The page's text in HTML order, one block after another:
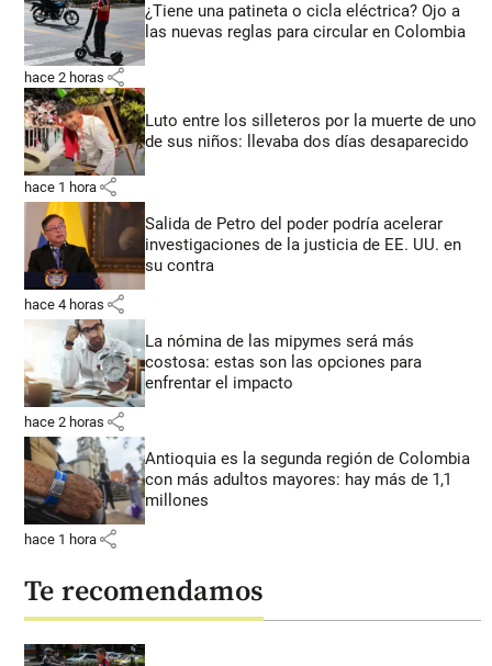
¿Tiene una patineta o cicla eléctrica? Ojo a
las nuevas reglas para circular en Colombia
hace 2 horas share
Luto entre los silleteros por la muerte de uno
de sus niños: llevaba dos días desaparecido
hace 1 hora share
Salida de Petro del poder podría acelerar
investigaciones de la justicia de EE. UU. en
su contra
hace 4 horas share
La nómina de las mipymes será más
costosa: estas son las opciones para
enfrentar el impacto
hace 2 horas share
Antioquia es la segunda región de Colombia
con más adultos mayores: hay más de 1,1
millones
hace 1 hora share
Te recomendamos